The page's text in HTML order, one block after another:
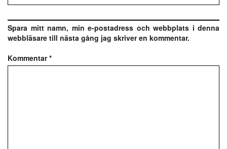
Spara mitt namn, min e-postadress och webbplats i denna
webbläsare till nästa gång jag skriver en kommentar.
Kommentar*